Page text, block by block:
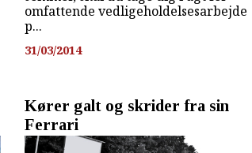
omfattende vedligeholdelsesarbejde
p...
31/03/2014
Kører galt og skrider fra sin
Ferrari